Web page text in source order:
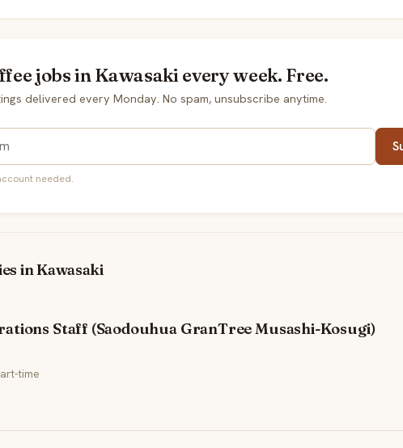
jobs in Kawasaki every week. Free.
delivered every Monday. No spam, unsubscribe anytime.
needed.
in Kawasaki
Staff (Saodouhua GranTree Musashi-Kosugi)
time